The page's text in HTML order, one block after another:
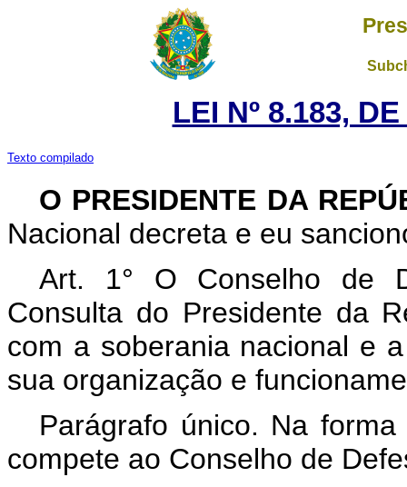
LEI Nº 8.183,
Texto compilado
O PRESIDENTE DA
Nacional decreta e eu
Art. 1° O Conselho de
Consulta do Presidente da
com a soberania nacional e
sua organização e
Parágrafo único. Na
compete ao Conselho de